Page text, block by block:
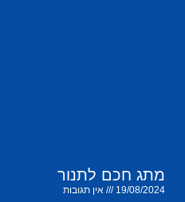
מתג חכם לתנור
19/08/2024 אין תגובות